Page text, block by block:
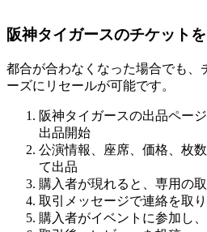
阪神タイガースのチケット
都合が合わなくなった場合でも、
ーズにリセールが可能です。
阪神タイガースの出品ペー
出品開始
公演情報、座席、価格、枚
て出品
購入者が現れると、専用の
取引メッセージで連絡を取
購入者がイベントに参加し